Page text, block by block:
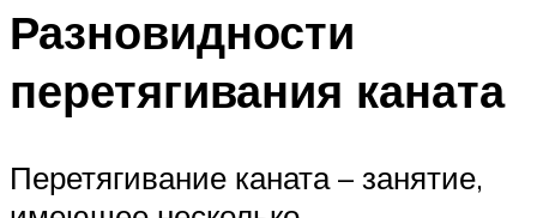
Разновидности
перетягивания каната
Перетягивание каната – занятие,